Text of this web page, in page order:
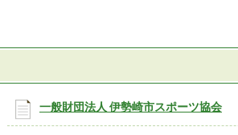
一般財団法人 伊勢崎市スポーツ協会